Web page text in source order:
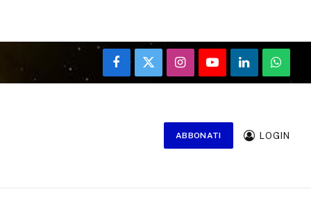
Facebook
X
(Twitter)
InstagramYouTubeLinkedIn
ABBONATI LOGIN